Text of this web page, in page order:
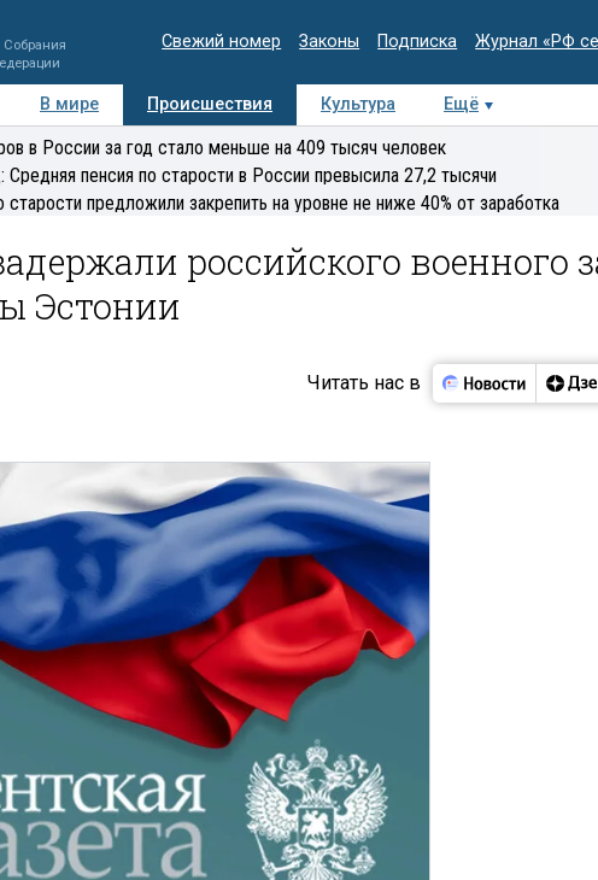
Собрания
Свежий номер Законы Подписка Журнал «РФ
В мире Происшествия Культура
Ещё
Медиацентр Интервью Колумнисты
в России за год стало меньше на 409 тысяч человек
Средняя пенсия по старости в России превысила 27,2 тысячи
предложили закрепить на уровне не ниже 40% от заработка
российского военного
Эстонии
Читать нас в